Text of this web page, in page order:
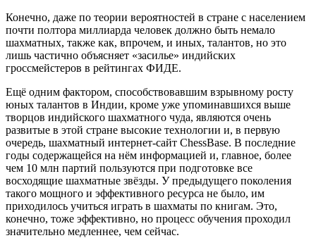
Конечно, даже по теории вероятностей в стране с населением
почти полтора миллиарда человек должно быть немало
шахматных, также как, впрочем, и иных, талантов, но это
лишь частично объясняет «засилье» индийских
гроссмейстеров в рейтингах ФИДЕ.
Ещё одним фактором, способствовавшим взрывному росту
юных талантов в Индии, кроме уже упоминавшихся выше
творцов индийского шахматного чуда, являются очень
развитые в этой стране высокие технологии и, в первую
очередь, шахматный интернет-сайт ChessBase. В последние
годы содержащейся на нём информацией и, главное, более
чем 10 млн партий пользуются при подготовке все
восходящие шахматные звёзды. У предыдущего поколения
такого мощного и эффективного ресурса не было, им
приходилось учиться играть в шахматы по книгам. Это,
конечно, тоже эффективно, но процесс обучения проходил
значительно медленнее, чем сейчас.